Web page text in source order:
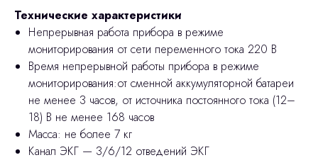
Технические характеристики
Непрерывная работа прибора в режиме
мониторирования от сети переменного тока 220 В
Время непрерывной работы прибора в режиме
мониторирования:от сменной аккумуляторной батареи
не менее 3 часов, от источника постоянного тока (12–
18) В не менее 168 часов
Масса: не более 7 кг
Канал ЭКГ — 3/6/12 отведений ЭКГ